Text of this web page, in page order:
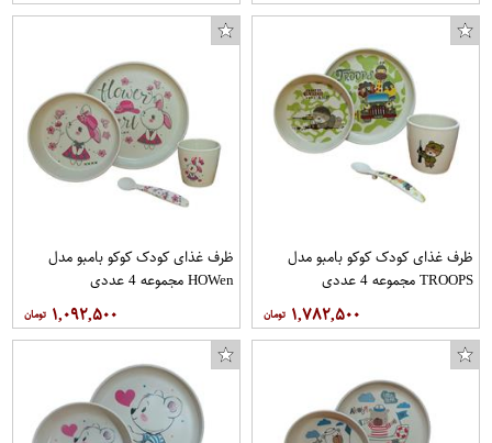
ظرف غذای کودک کوکو بامبو مدل
TROOPS مجموعه 4 عددی
۱,۷۸۲,۵۰۰
ظرف غذای کودک کوکو بامبو مدل
HOWen مجموعه 4 عددی
۱,۰۹۲,۵۰۰